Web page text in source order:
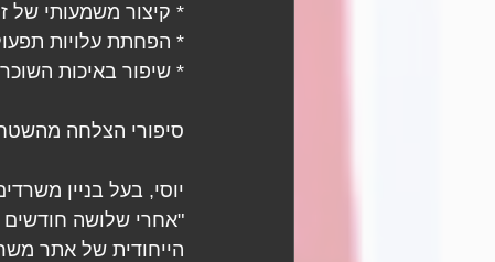
* קיצור משמעותי של
* הפחתת עלויות
* שיפור באיכות
סיפורי הצלחה
יוסי, בעל בניין
"אחרי שלושה
הייחודית של אתר